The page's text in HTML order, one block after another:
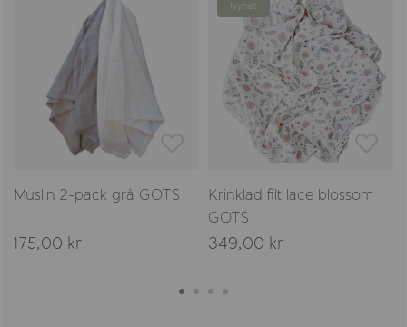
Muslin 2-pack grå GOTS
175,00 kr
Nyhet
Krinklad filt lace blossom
GOTS
349,00 kr